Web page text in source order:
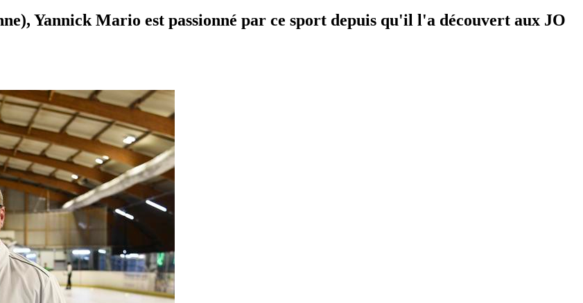
Yannick Mario est passionné par ce sport depuis qu'il l'a découvert aux JO